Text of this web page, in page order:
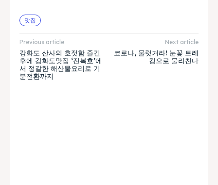
맛집
Previous article
강화도 산사의 호젓함 즐긴
후에 강화도맛집 ‘진복호’에
서 정갈한 해산물요리로 기
분전환까지
Next article
코로나, 물럿거라! 눈꽃 트레
킹으로 물리친다